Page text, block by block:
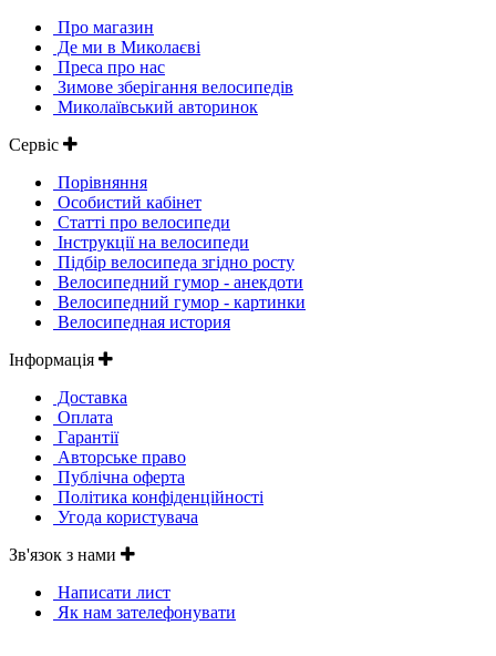
Про магазин
Де ми в Миколаєві
Преса про нас
Зимове зберігання велосипедів
Миколаївський авторинок
Сервіс
Порівняння
Особистий кабінет
Статті про велосипеди
Інструкції на велосипеди
Підбір велосипеда згідно росту
Велосипедний гумор - анекдоти
Велосипедний гумор - картинки
Велосипедная история
Інформація
Доставка
Оплата
Гарантії
Авторське право
Публічна оферта
Політика конфіденційності
Угода користувача
Зв'язок з нами
Написати лист
Як нам зателефонувати